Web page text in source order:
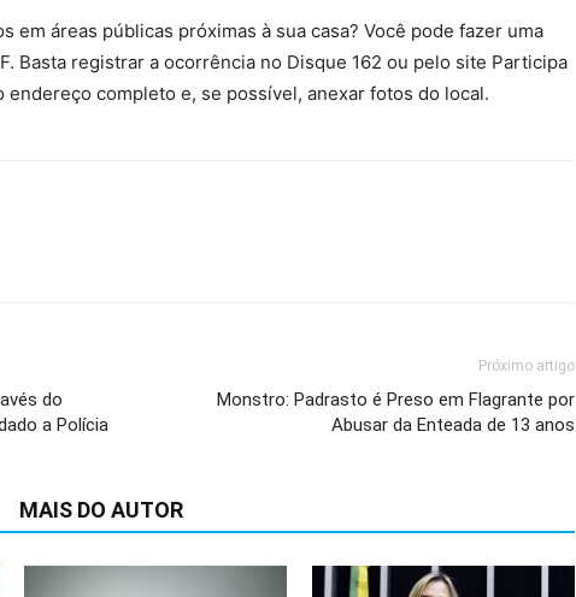
em áreas públicas próximas à sua casa? Você pode fazer uma
Basta registrar a ocorrência no Disque 162 ou pelo site Participa
endereço completo e, se possível, anexar fotos do local.
do
a Polícia
Próximo artigo
Monstro: Padrasto é Preso em Flagrante por
Abusar da Enteada de 13 anos
MAIS DO AUTOR